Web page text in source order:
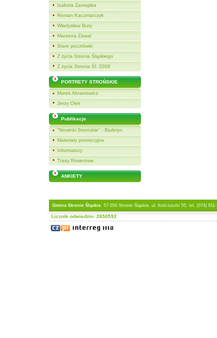
Izabela Zamojska
Roman Kaczmarczyk
Władysław Bury
Marzena Zawal
Stare pocztówki
Z życia Stronia Śląskiego
Z życia Stronia Śl. 2008
PORTRETY STROŃSKIE
Marek Abramowicz
Jerzy Olek
Publikacje
"Nowinki Strońskie" - Biuletyn
Materialy promocyjne
Informatory
Trasy Rowerowe
ANKIETY
Gmina Stronie Śląskie, 57-550 Stronie Śląskie, ul. Kościuszki 55, tel. (074)
Licznik odwiedzin: 2650592